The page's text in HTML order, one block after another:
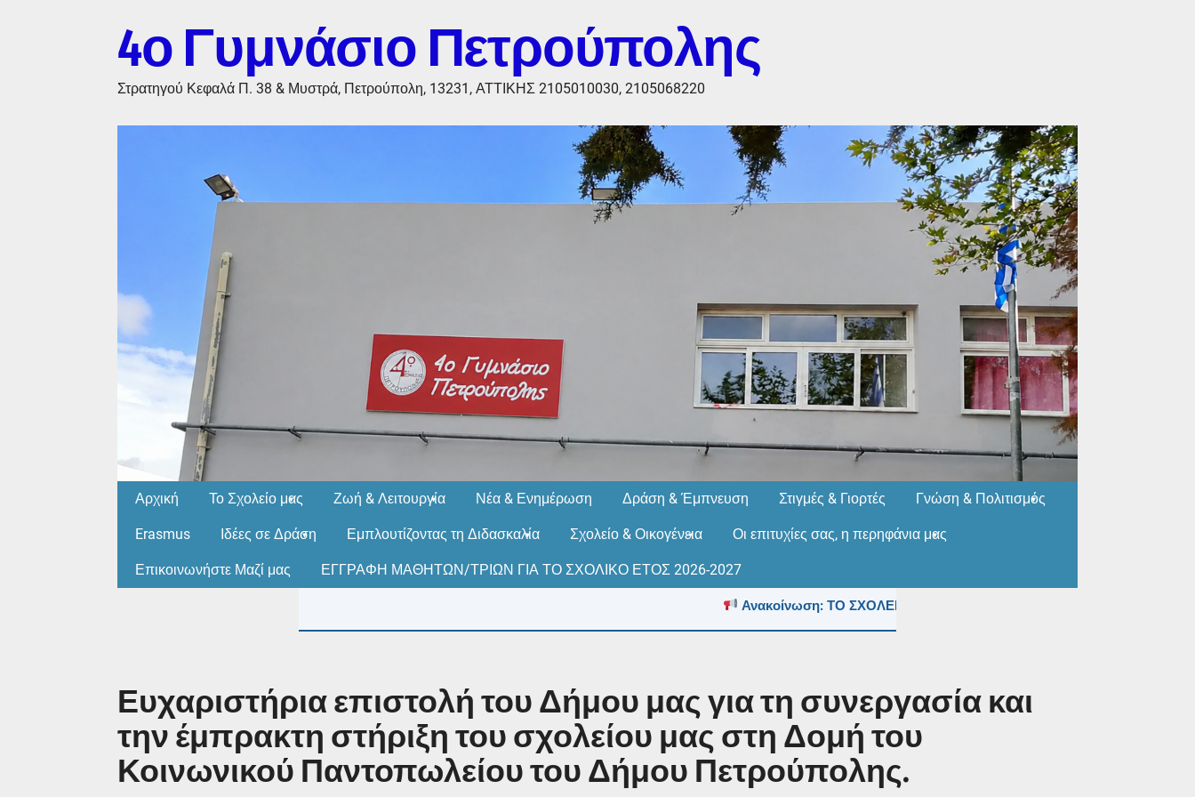
4ο Γυμνάσιο Πετρούπολης
Στρατηγού Κεφαλά Π. 38 & Μυστρά, Πετρούπολη, 13231, ΑΤΤΙΚΗΣ 2105010030, 2105068220
Αρχική Το Σχολείο μας Ζωή & Λειτουργία Νέα & Ενημέρωση Δράση & Έμπνευση Στιγμές & Γιορτές Γνώση & Πολιτισμός
Erasmus Ιδέες σε Δράση Εμπλουτίζοντας τη Διδασκαλία Σχολείο & Οικογένεια Οι επιτυχίες σας, η περηφάνια μας
Επικοινωνήστε Μαζί μας ΕΓΓΡΑΦΗ ΜΑΘΗΤΩΝ/ΤΡΙΩΝ ΓΙΑ ΤΟ ΣΧΟΛΙΚΟ ΕΤΟΣ 2026-2027
Ανακοίνωση: ΤΟ ΣΧΟΛΕΙΟ ΤΟΥΣ ΚΑΛΟΚΑΙΡΙΝΟΥΣ ΜΗΝΕΣ (ΙΟΥΛΙΟ &
Ευχαριστήρια επιστολή του Δήμου μας για τη συνεργασία και
την έμπρακτη στήριξη του σχολείου μας στη Δομή του
Κοινωνικού Παντοπωλείου του Δήμου Πετρούπολης.